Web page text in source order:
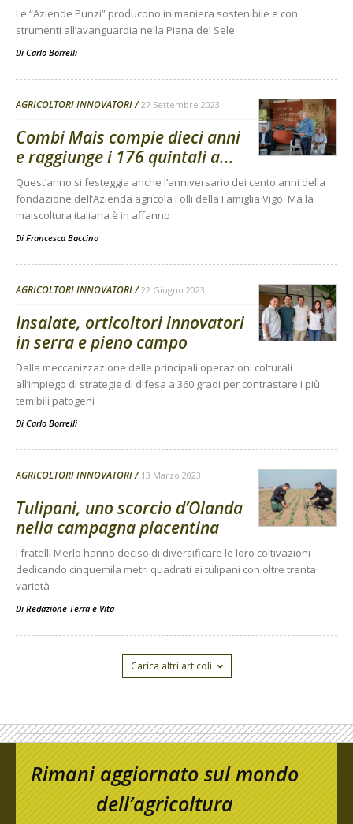
Le “Aziende Punzi” producono in maniera sostenibile e con
strumenti all’avanguardia nella Piana del Sele
Di Carlo Borrelli
AGRICOLTORI INNOVATORI 27 Settembre 2023
Combi Mais compie dieci anni
e raggiunge i 176 quintali a...
Quest’anno si festeggia anche l’anniversario dei cento anni della
fondazione dell’Azienda agricola Folli della Famiglia Vigo. Ma la
maiscoltura italiana è in affanno
Di Francesca Baccino
AGRICOLTORI INNOVATORI 22 Giugno 2023
Insalate, orticoltori innovatori
in serra e pieno campo
Dalla meccanizzazione delle principali operazioni colturali
all’impiego di strategie di difesa a 360 gradi per contrastare i più
temibili patogeni
Di Carlo Borrelli
AGRICOLTORI INNOVATORI 13 Marzo 2023
Tulipani, uno scorcio d’Olanda
nella campagna piacentina
I fratelli Merlo hanno deciso di diversificare le loro coltivazioni
dedicando cinquemila metri quadrati ai tulipani con oltre trenta
varietà
Di Redazione Terra e Vita
Carica altri articoli
Rimani aggiornato sul mondo
dell’agricoltura